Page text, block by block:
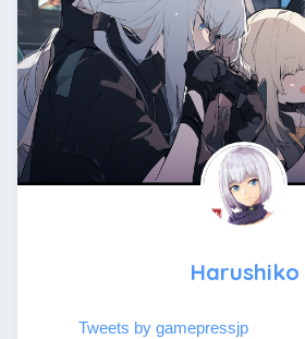
Harushiko
Tweets by gamepressjp